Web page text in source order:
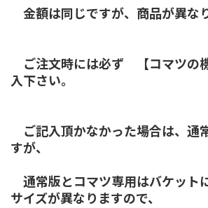
金額は同じですが、商品が異なり
ご注文時には必ず 【コマツの
入下さい。
ご記入頂かなかった場合は、通
すが、
通常版とコマツ専用はバケット
サイズが異なりますので、